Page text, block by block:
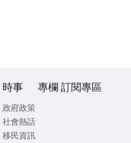
時事
政府政策
社會熱話
移民資訊
專欄 訂閱專區